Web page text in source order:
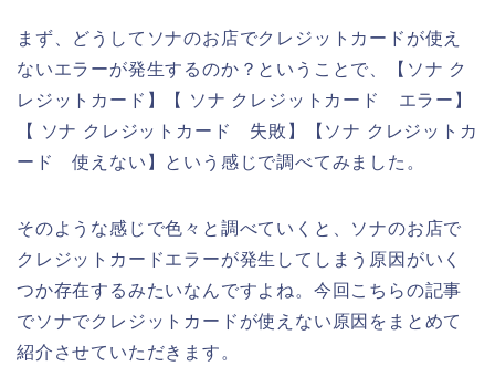
まず、どうしてソナのお店でクレジットカードが使え
ないエラーが発生するのか？ということで、【ソナ ク
レジットカード】【 ソナ クレジットカード エラー】
【 ソナ クレジットカード 失敗】【ソナ クレジットカ
ード 使えない】という感じで調べてみました。
そのような感じで色々と調べていくと、ソナのお店で
クレジットカードエラーが発生してしまう原因がいく
つか存在するみたいなんですよね。今回こちらの記事
でソナでクレジットカードが使えない原因をまとめて
紹介させていただきます。